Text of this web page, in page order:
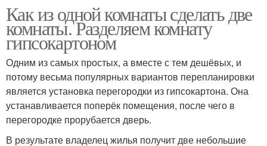
Как из одной комнаты сделать две
комнаты. Разделяем комнату
гипсокартоном
Одним из самых простых, а вместе с тем дешёвых, и
потому весьма популярных вариантов перепланировки
является установка перегородки из гипсокартона. Она
устанавливается поперёк помещения, после чего в
перегородке прорубается дверь.
В результате владелец жилья получит две небольшие